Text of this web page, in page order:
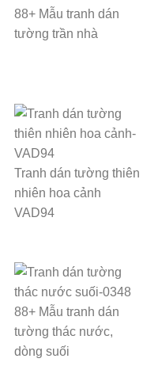
88+ Mẫu tranh dán
tường trần nhà
Tranh dán tường thiên
nhiên hoa cảnh
VAD94
88+ Mẫu tranh dán
tường thác nước,
dòng suối